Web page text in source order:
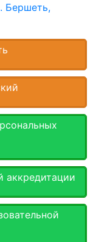
Бершеть,
аккредитации